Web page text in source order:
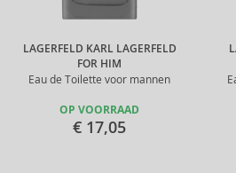
LAGERFELD KARL LAGERFELD
FOR HIM
Eau de Toilette voor mannen
OP VOORRAAD
€ 17,05